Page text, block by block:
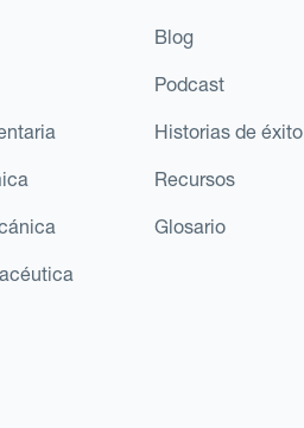
Blog
Podcast
Historias de éxito
Recursos
Glosario